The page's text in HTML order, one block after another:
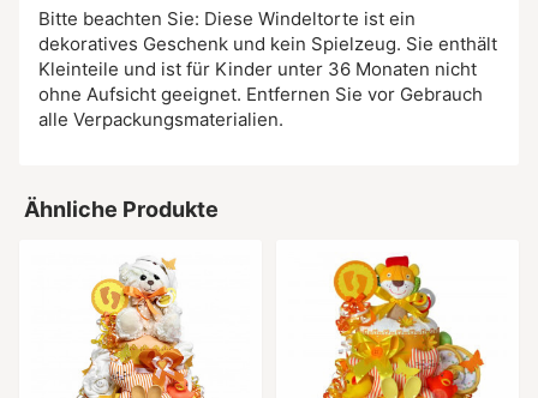
Bitte beachten Sie: Diese Windeltorte ist ein
dekoratives Geschenk und kein Spielzeug. Sie enthält
Kleinteile und ist für Kinder unter 36 Monaten nicht
ohne Aufsicht geeignet. Entfernen Sie vor Gebrauch
alle Verpackungsmaterialien.
Ähnliche Produkte